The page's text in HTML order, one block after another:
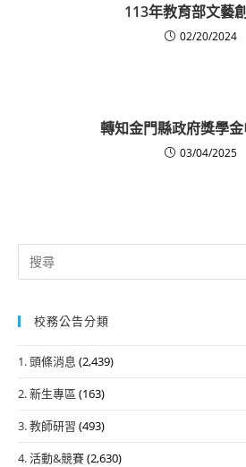
113年教育部文藝
02/20/2024
轉知金門縣政府獎學
03/04/2025
Search
for:
校務公告分類
1. 頭條消息 (2,439)
2. 新生專區 (163)
3. 教師研習 (493)
4. 活動&競賽(2,630)